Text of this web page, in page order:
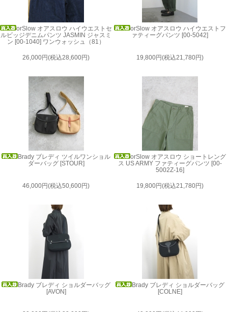
orSlow オアスロウ ハイウエストセ
ルビッジデニムパンツ JASMIN ジャスミ
ン [00-1040] ワンウォッシュ（81）
26,000円(税込28,600円)
orSlow オアスロウ ハイウエストフ
ァティーグパンツ [00-5042]
19,800円(税込21,780円)
Brady ブレディ ツイルワンショル
ダーバッグ [STOUR]
46,000円(税込50,600円)
orSlow オアスロウ ショートレング
ス US ARMY ファティーグパンツ [00-
5002Z-16]
19,800円(税込21,780円)
Brady ブレディ ショルダーバッグ
[AVON]
Brady ブレディ ショルダーバッグ
[COLNE]